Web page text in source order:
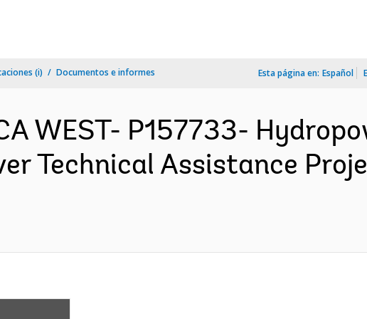
(i) Documentos e informes Esta página en: Español
WEST- P157733-
Technical Assistance